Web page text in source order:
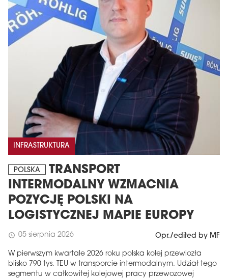
INFRASTRUKTURA
POLSKA
TRANSPORT
INTERMODALNY WZMACNIA
POZYCJĘ POLSKI NA
LOGISTYCZNEJ MAPIE EUROPY
schedule 05 sierpnia 2026 Opr./edited by MF
W pierwszym kwartale 2026 roku polska kolej przewiozła
blisko 790 tys. TEU w transporcie intermodalnym. Udział tego
segmentu w całkowitej kolejowej pracy przewozowej